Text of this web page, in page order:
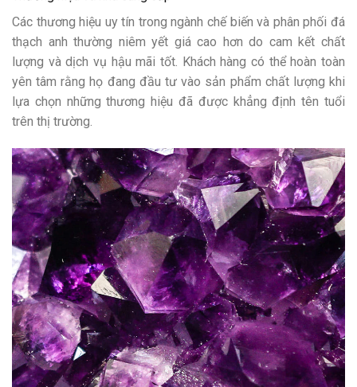
Các thương hiệu uy tín trong ngành chế biến và phân phối đá
thạch anh thường niêm yết giá cao hơn do cam kết chất
lượng và dịch vụ hậu mãi tốt. Khách hàng có thể hoàn toàn
yên tâm rằng họ đang đầu tư vào sản phẩm chất lượng khi
lựa chọn những thương hiệu đã được khẳng định tên tuổi
trên thị trường.